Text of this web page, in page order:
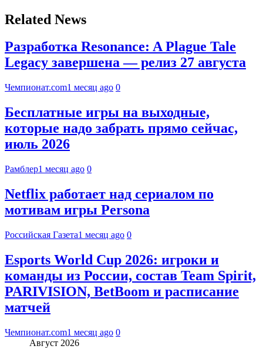
Related News
Разработка Resonance: A Plague Tale
Legacy завершена — релиз 27 августа
Чемпионат.com1 месяц ago 0
Бесплатные игры на выходные,
которые надо забрать прямо сейчас,
июль 2026
Рамблер1 месяц ago 0
Netflix работает над сериалом по
мотивам игры Persona
Российская Газета1 месяц ago 0
Esports World Cup 2026: игроки и
команды из России, состав Team Spirit,
PARIVISION, BetBoom и расписание
матчей
Чемпионат.com1 месяц ago 0
Август 2026